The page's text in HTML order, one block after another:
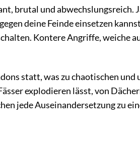
brutal und abwechslungsreich.
deine Feinde einsetzen
Kontere Angriffe, weiche
statt, was zu chaotischen
explodieren lässt, von
jede Auseinandersetzung zu